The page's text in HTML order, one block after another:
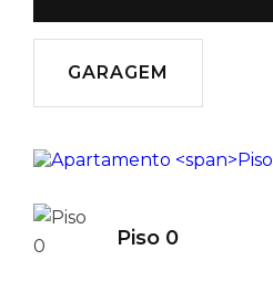
GARAGEM
Piso 0